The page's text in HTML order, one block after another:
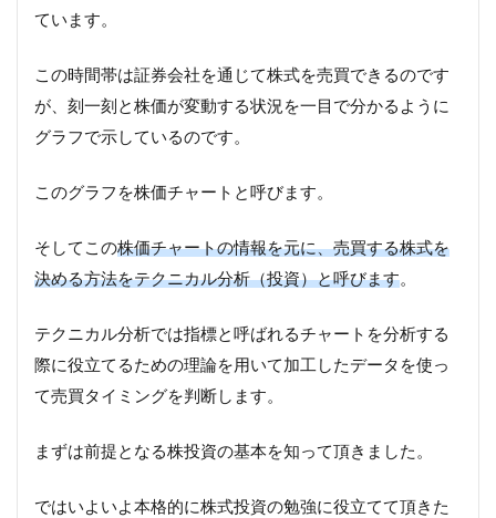
ています。
この時間帯は証券会社を通じて株式を売買できるのです
が、刻一刻と株価が変動する状況を一目で分かるように
グラフで示しているのです。
このグラフを株価チャートと呼びます。
そしてこの株価チャートの情報を元に、売買する株式を
決める方法をテクニカル分析（投資）と呼びます。
テクニカル分析では指標と呼ばれるチャートを分析する
際に役立てるための理論を用いて加工したデータを使っ
て売買タイミングを判断します。
まずは前提となる株投資の基本を知って頂きました。
ではいよいよ本格的に株式投資の勉強に役立てて頂きた